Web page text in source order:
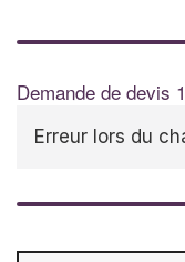
Demande de devis
Erreur lors du